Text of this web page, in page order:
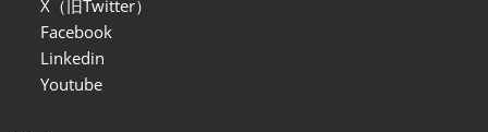
X（旧Twitter）
Facebook
Linkedin
Youtube